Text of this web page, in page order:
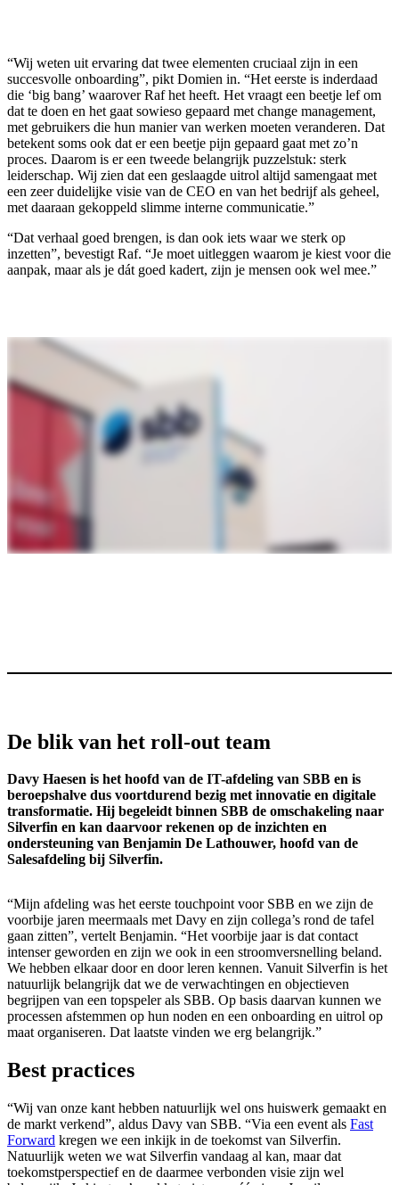
“Wij weten uit ervaring dat twee elementen cruciaal zijn in een
succesvolle onboarding”, pikt Domien in. “Het eerste is inderdaad
die ‘big bang’ waarover Raf het heeft. Het vraagt een beetje lef om
dat te doen en het gaat sowieso gepaard met change management,
met gebruikers die hun manier van werken moeten veranderen. Dat
betekent soms ook dat er een beetje pijn gepaard gaat met zo’n
proces. Daarom is er een tweede belangrijk puzzelstuk: sterk
leiderschap. Wij zien dat een geslaagde uitrol altijd samengaat met
een zeer duidelijke visie van de CEO en van het bedrijf als geheel,
met daaraan gekoppeld slimme interne communicatie.”
“Dat verhaal goed brengen, is dan ook iets waar we sterk op
inzetten”, bevestigt Raf. “Je moet uitleggen waarom je kiest voor die
aanpak, maar als je dát goed kadert, zijn je mensen ook wel mee.”
De blik van het roll-out team
Davy Haesen is het hoofd van de IT-afdeling van SBB en is
beroepshalve dus voortdurend bezig met innovatie en digitale
transformatie. Hij begeleidt binnen SBB de omschakeling naar
Silverfin en kan daarvoor rekenen op de inzichten en
ondersteuning van Benjamin De Lathouwer, hoofd van de
Salesafdeling bij Silverfin.
“Mijn afdeling was het eerste touchpoint voor SBB en we zijn de
voorbije jaren meermaals met Davy en zijn collega’s rond de tafel
gaan zitten”, vertelt Benjamin. “Het voorbije jaar is dat contact
intenser geworden en zijn we ook in een stroomversnelling beland.
We hebben elkaar door en door leren kennen. Vanuit Silverfin is het
natuurlijk belangrijk dat we de verwachtingen en objectieven
begrijpen van een topspeler als SBB. Op basis daarvan kunnen we
processen afstemmen op hun noden en een onboarding en uitrol op
maat organiseren. Dat laatste vinden we erg belangrijk.”
Best practices
“Wij van onze kant hebben natuurlijk wel ons huiswerk gemaakt en
de markt verkend”, aldus Davy van SBB. “Via een event als Fast
Forward kregen we een inkijk in de toekomst van Silverfin.
Natuurlijk weten we wat Silverfin vandaag al kan, maar dat
toekomstperspectief en de daarmee verbonden visie zijn wel